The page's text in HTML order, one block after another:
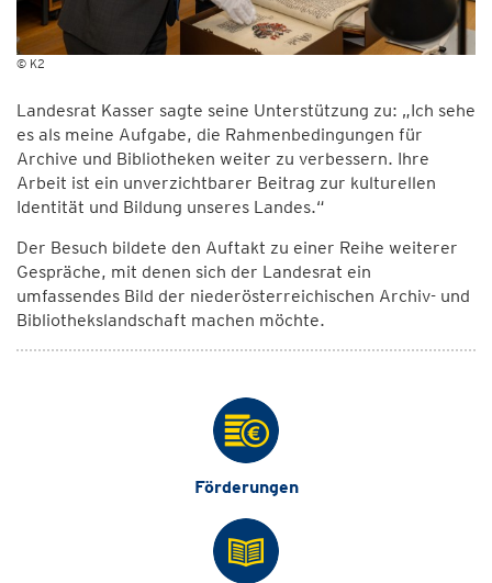
© K2
Landesrat Kasser sagte seine Unterstützung zu: „Ich sehe
es als meine Aufgabe, die Rahmenbedingungen für
Archive und Bibliotheken weiter zu verbessern. Ihre
Arbeit ist ein unverzichtbarer Beitrag zur kulturellen
Identität und Bildung unseres Landes.“
Der Besuch bildete den Auftakt zu einer Reihe weiterer
Gespräche, mit denen sich der Landesrat ein
umfassendes Bild der niederösterreichischen Archiv- und
Bibliothekslandschaft machen möchte.
Förderungen